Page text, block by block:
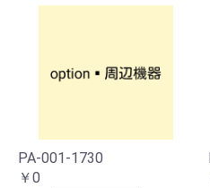
PA-001-1730
￥0